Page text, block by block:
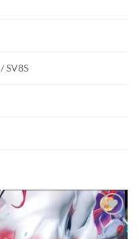
SV8S
Add to
wishlist